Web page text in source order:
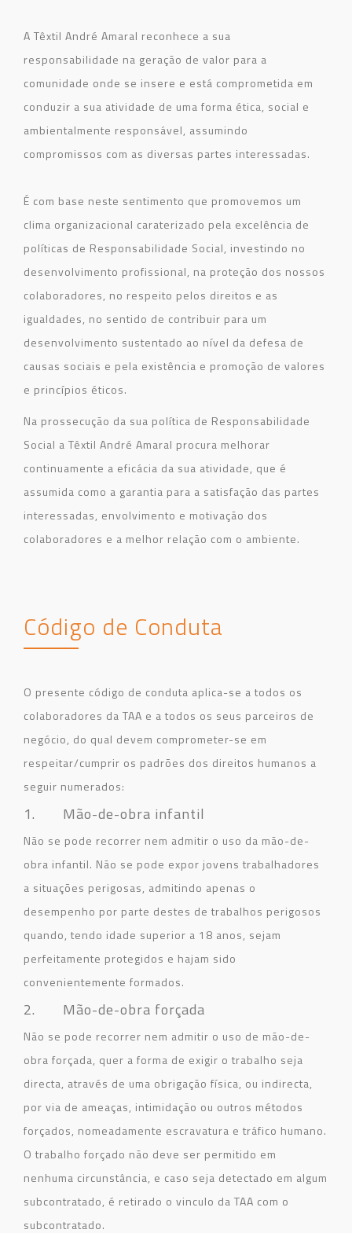
A Têxtil André Amaral reconhece a sua
responsabilidade na geração de valor para a
comunidade onde se insere e está comprometida em
conduzir a sua atividade de uma forma ética, social e
ambientalmente responsável, assumindo
compromissos com as diversas partes interessadas.
É com base neste sentimento que promovemos um
clima organizacional caraterizado pela excelência de
políticas de Responsabilidade Social, investindo no
desenvolvimento profissional, na proteção dos nossos
colaboradores, no respeito pelos direitos e as
igualdades, no sentido de contribuir para um
desenvolvimento sustentado ao nível da defesa de
causas sociais e pela existência e promoção de valores
e princípios éticos.
Na prossecução da sua política de Responsabilidade
Social a Têxtil André Amaral procura melhorar
continuamente a eficácia da sua atividade, que é
assumida como a garantia para a satisfação das partes
interessadas, envolvimento e motivação dos
colaboradores e a melhor relação com o ambiente.
Código de Conduta
O presente código de conduta aplica-se a todos os
colaboradores da TAA e a todos os seus parceiros de
negócio, do qual devem comprometer-se em
respeitar/cumprir os padrões dos direitos humanos a
seguir numerados:
1. Mão-de-obra infantil
Não se pode recorrer nem admitir o uso da mão-de-
obra infantil. Não se pode expor jovens trabalhadores
a situações perigosas, admitindo apenas o
desempenho por parte destes de trabalhos perigosos
quando, tendo idade superior a 18 anos, sejam
perfeitamente protegidos e hajam sido
convenientemente formados.
2. Mão-de-obra forçada
Não se pode recorrer nem admitir o uso de mão-de-
obra forçada, quer a forma de exigir o trabalho seja
directa, através de uma obrigação física, ou indirecta,
por via de ameaças, intimidação ou outros métodos
forçados, nomeadamente escravatura e tráfico humano.
O trabalho forçado não deve ser permitido em
nenhuma circunstância, e caso seja detectado em algum
subcontratado, é retirado o vinculo da TAA com o
subcontratado.